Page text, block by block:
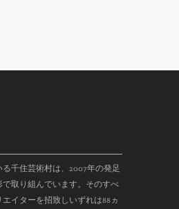
千住芸術村は、 2007年の発足
取り組んでいます。そのすべ
イターを招致しいずれは88ヵ